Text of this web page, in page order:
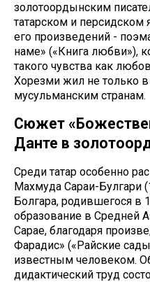
золотоордынским
татарском и персидском
его произведений -
наме» («Книга любви»),
такого чувства как
Хорезми жил не только
мусульманским странам.
Сюжет
Данте в
Среди татар особенно
Махмуда Сараи-Булгари
Болгара, родившегося в
образование в Средней
Сарае, благодаря
Фарадис» («Райские
известным человеком.
дидактический труд